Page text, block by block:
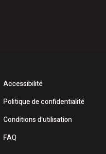
Accessibilité
Politique de confidentialité
Conditions d'utilisation
FAQ